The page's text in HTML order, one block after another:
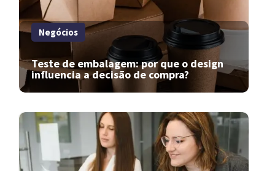
Negócios
Teste de embalagem: por que o design
influencia a decisão de compra?